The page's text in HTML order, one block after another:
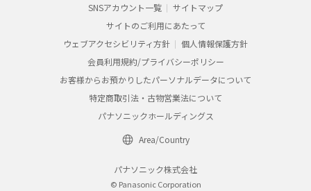
SNSアカウント一覧
サイトマップ
サイトのご利用にあたって
ウェブアクセシビリティ方針
個人情報保護方針
会員利用規約/プライバシーポリシー
お客様からお預かりしたパーソナルデータについて
特定商取引法・古物営業法について
パナソニックホールディングス
Area/Country
パナソニック株式会社
© Panasonic Corporation